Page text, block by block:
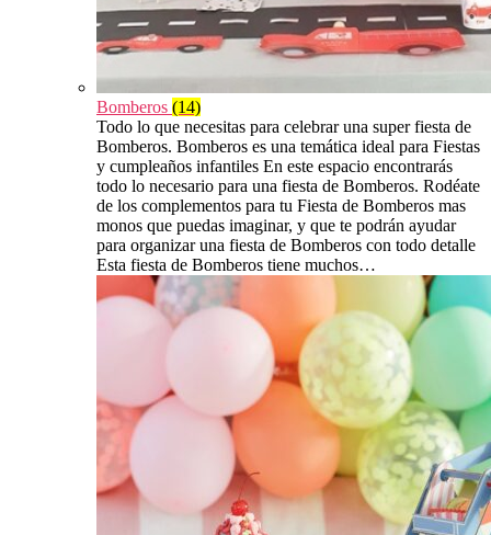
Bomberos (14)
Todo lo que necesitas para celebrar una super fiesta de
Bomberos. Bomberos es una temática ideal para Fiestas
y cumpleaños infantiles En este espacio encontrarás
todo lo necesario para una fiesta de Bomberos. Rodéate
de los complementos para tu Fiesta de Bomberos mas
monos que puedas imaginar, y que te podrán ayudar
para organizar una fiesta de Bomberos con todo detalle
Esta fiesta de Bomberos tiene muchos…